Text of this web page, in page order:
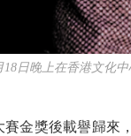
晚上在香港文化中
獎後載譽歸來